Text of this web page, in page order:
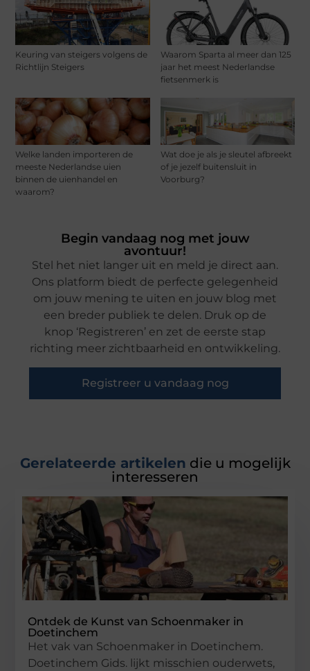
Keuring van steigers volgens de
Richtlijn Steigers
Waarom Sparta al meer dan 125
jaar het meest Nederlandse
fietsenmerk is
Welke landen importeren de
meeste Nederlandse uien
binnen de uienhandel en
waarom?
Wat doe je als je sleutel afbreekt
of je jezelf buitensluit in
Voorburg?
Begin vandaag nog met jouw
avontuur!
Stel het niet langer uit en meld je direct aan.
Ons platform biedt de perfecte gelegenheid
om jouw mening te uiten en jouw blog met
een breder publiek te delen. Druk op de
knop ‘Registreren’ en zet de eerste stap
richting meer zichtbaarheid en ontwikkeling.
Registreer u vandaag nog
Gerelateerde artikelen die u mogelijk
interesseren
Ontdek de Kunst van Schoenmaker in
Doetinchem
Het vak van Schoenmaker in Doetinchem.
Doetinchem Gids. lijkt misschien ouderwets,